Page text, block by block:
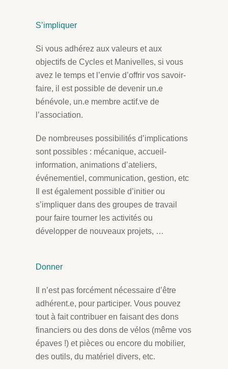
S’impliquer
Si vous adhérez aux valeurs et aux
objectifs de Cycles et Manivelles, si vous
avez le temps et l’envie d’offrir vos savoir-
faire, il est possible de devenir un.e
bénévole, un.e membre actif.ve de
l’association.
De nombreuses possibilités d’implications
sont possibles : mécanique, accueil-
information, animations d’ateliers,
événementiel, communication, gestion, etc
Il est également possible d’initier ou
s’impliquer dans des groupes de travail
pour faire tourner les activités ou
développer de nouveaux projets, …
Donner
Il n’est pas forcément nécessaire d’être
adhérent.e, pour participer. Vous pouvez
tout à fait contribuer en faisant des dons
financiers ou des dons de vélos (même vos
épaves !) et pièces ou encore du mobilier,
des outils, du matériel divers, etc.